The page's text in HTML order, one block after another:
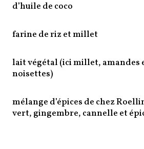
d’huile de coco
farine de riz et millet
lait végétal (ici millet, amandes
noisettes)
mélange d’épices de chez
vert, gingembre, cannelle et